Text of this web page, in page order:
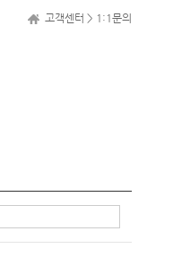
고객센터 > 1:1문의